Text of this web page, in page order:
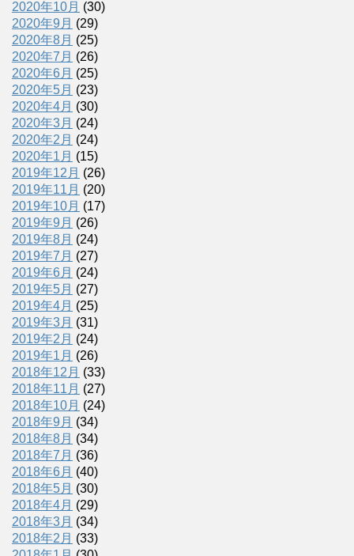
2020年10月 (30)
2020年9月 (29)
2020年8月 (25)
2020年7月 (26)
2020年6月 (25)
2020年5月 (23)
2020年4月 (30)
2020年3月 (24)
2020年2月 (24)
2020年1月 (15)
2019年12月 (26)
2019年11月 (20)
2019年10月 (17)
2019年9月 (26)
2019年8月 (24)
2019年7月 (27)
2019年6月 (24)
2019年5月 (27)
2019年4月 (25)
2019年3月 (31)
2019年2月 (24)
2019年1月 (26)
2018年12月 (33)
2018年11月 (27)
2018年10月 (24)
2018年9月 (34)
2018年8月 (34)
2018年7月 (36)
2018年6月 (40)
2018年5月 (30)
2018年4月 (29)
2018年3月 (34)
2018年2月 (33)